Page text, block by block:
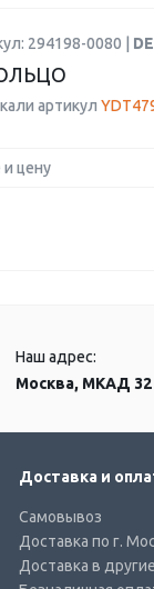
294198-0080 |
артикул
и цену
Наш адрес:
Москва, МКАД 32
Доставка и
Самовывоз
Доставка по г.
Доставка в